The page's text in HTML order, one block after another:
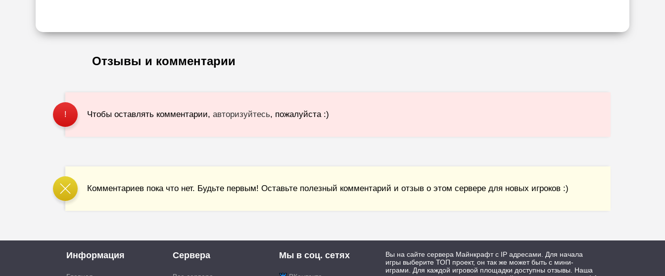
Отзывы и комментарии
! Чтобы оставлять комментарии,авторизуйтесь, пожалуйста :)
Комментариев пока что нет. Будьте первым! Оставьте полезный комментарий и отзыв о этом сервере для новых игроков :)
Информация Сервера Мы в соц. сетях
Вы на сайте сервера Майнкрафт с IP адресами. Для начала
игры выберите ТОП проект, он так же может быть с мини-
играми. Для каждой игровой площадки доступны отзывы. Наша